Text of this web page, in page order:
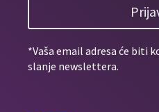
*Vaša email adresa će biti
slanje newslettera.